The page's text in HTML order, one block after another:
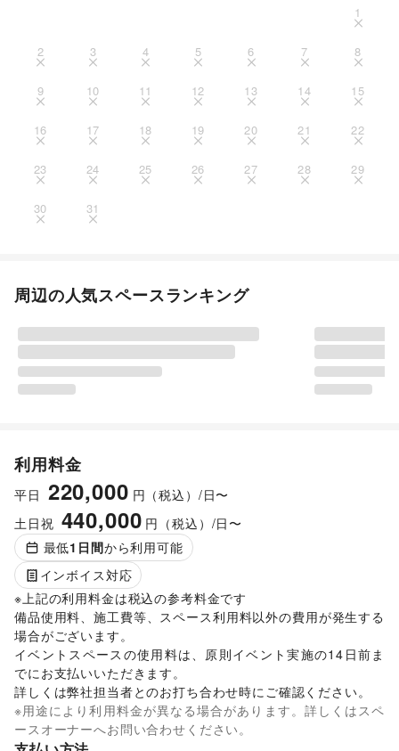
1
2 3 4 5 6 7 8
9 10 11 12 13 14 15
16 17 18 19 20 21 22
23 24 25 26 27 28 29
30 31
周辺の人気スペースランキング
利用料金
平日 220,000 円（税込）/日〜
土日祝 440,000 円（税込）/日〜
最低1 日間から利用可能
インボイス対応
※上記の利用料金は税込の参考料金です
備品使用料、施工費等、スペース利用料以外の費用が発生する
場合がございます。
イベントスペースの使用料は、原則イベント実施の14日前ま
でにお支払いいただきます。
詳しくは弊社担当者とのお打ち合わせ時にご確認ください。
※用途により利用料金が異なる場合があります。詳しくはスペ
ースオーナーへお問い合わせください。